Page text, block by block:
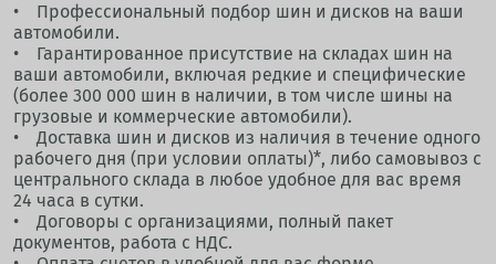
• Профессиональный подбор шин и дисков на ваши
автомобили.
• Гарантированное присутствие на складах шин на
ваши автомобили, включая редкие и специфические
(более 300 000 шин в наличии, в том числе шины на
грузовые и коммерческие автомобили).
• Доставка шин и дисков из наличия в течение одного
рабочего дня (при условии оплаты)*, либо самовывоз с
центрального склада в любое удобное для вас время
24 часа в сутки.
• Договоры с организациями, полный пакет
документов, работа с НДС.